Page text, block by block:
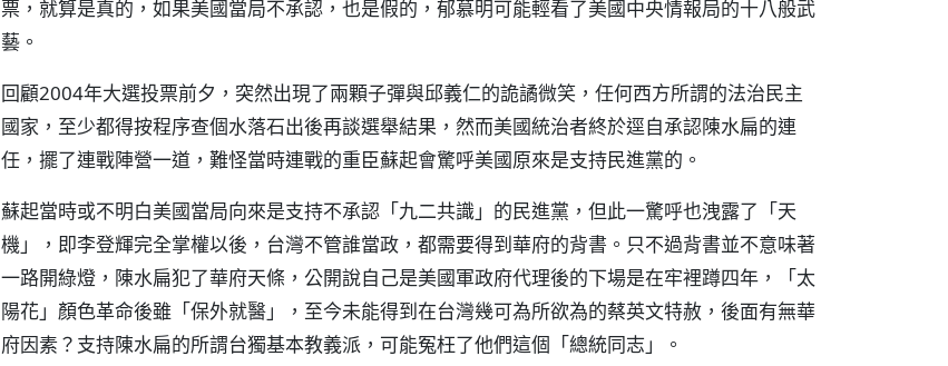
票，就算是真的，如果美國當局不承認，也是假的，郁慕明可能輕看了美國中央情報局的十八般武
藝。
回顧2004年大選投票前夕，突然出現了兩顆子彈與邱義仁的詭譎微笑，任何西方所謂的法治民主
國家，至少都得按程序查個水落石出後再談選舉結果，然而美國統治者終於逕自承認陳水扁的連
任，擺了連戰陣營一道，難怪當時連戰的重臣蘇起會驚呼美國原來是支持民進黨的。
蘇起當時或不明白美國當局向來是支持不承認「九二共識」的民進黨，但此一驚呼也洩露了「天
機」，即李登輝完全掌權以後，台灣不管誰當政，都需要得到華府的背書。只不過背書並不意味著
一路開綠燈，陳水扁犯了華府天條，公開說自己是美國軍政府代理後的下場是在牢裡蹲四年，「太
陽花」顏色革命後雖「保外就醫」，至今未能得到在台灣幾可為所欲為的蔡英文特赦，後面有無華
府因素？支持陳水扁的所謂台獨基本教義派，可能冤枉了他們這個「總統同志」。